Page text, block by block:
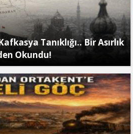
Tanıklığı.. Bir Asırlık
Okundu!